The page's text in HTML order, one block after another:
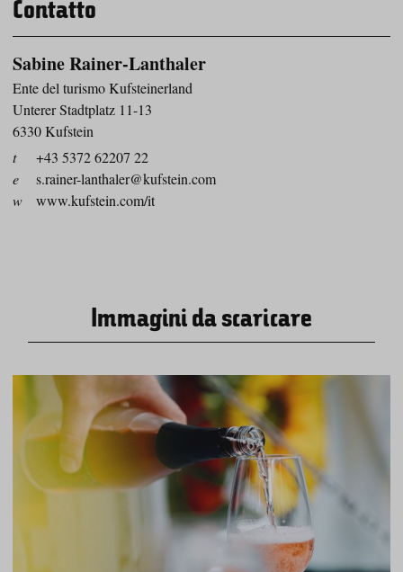
Contatto
Sabine Rainer-Lanthaler
Ente del turismo Kufsteinerland
Unterer Stadtplatz 11-13
6330 Kufstein
t
+43 5372 62207 22
e
s.rainer-lanthaler@kufstein.com
w
www.kufstein.com/it
Immagini da scaricare